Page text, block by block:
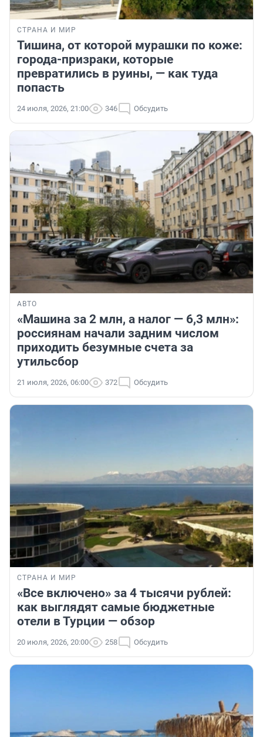
СТРАНА И МИР
Тишина, от которой мурашки по коже:
города-призраки, которые
превратились в руины, — как туда
попасть
24 июля, 2026, 21:00 346 Обсудить
АВТО
«Машина за 2 млн, а налог — 6,3 млн»:
россиянам начали задним числом
приходить безумные счета за
утильсбор
21 июля, 2026, 06:00 372 Обсудить
СТРАНА И МИР
«Все включено» за 4 тысячи рублей:
как выглядят самые бюджетные
отели в Турции — обзор
20 июля, 2026, 20:00 258 Обсудить